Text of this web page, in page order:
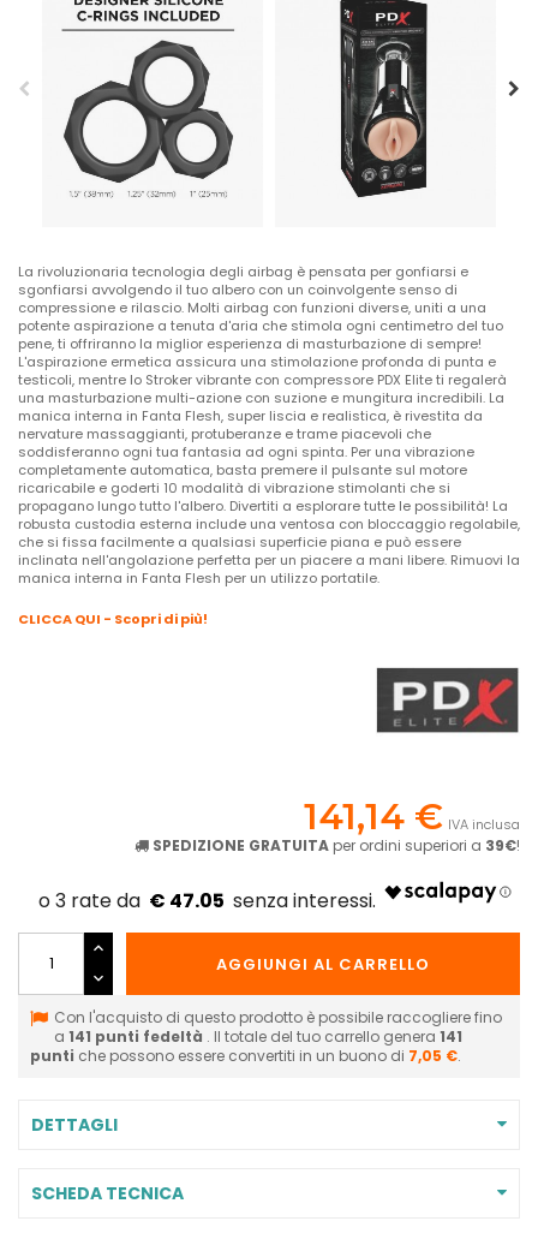
La rivoluzionaria tecnologia degli airbag è pensata per gonfiarsi e
sgonfiarsi avvolgendo il tuo albero con un coinvolgente senso di
compressione e rilascio. Molti airbag con funzioni diverse, uniti a una
potente aspirazione a tenuta d'aria che stimola ogni centimetro del tuo
pene, ti offriranno la miglior esperienza di masturbazione di sempre!
L'aspirazione ermetica assicura una stimolazione profonda di punta e
testicoli, mentre lo Stroker vibrante con compressore PDX Elite ti regalerà
una masturbazione multi-azione con suzione e mungitura incredibili. La
manica interna in Fanta Flesh, super liscia e realistica, è rivestita da
nervature massaggianti, protuberanze e trame piacevoli che
soddisferanno ogni tua fantasia ad ogni spinta. Per una vibrazione
completamente automatica, basta premere il pulsante sul motore
ricaricabile e goderti 10 modalità di vibrazione stimolanti che si
propagano lungo tutto l'albero. Divertiti a esplorare tutte le possibilità! La
robusta custodia esterna include una ventosa con bloccaggio regolabile,
che si fissa facilmente a qualsiasi superficie piana e può essere
inclinata nell'angolazione perfetta per un piacere a mani libere. Rimuovi la
manica interna in Fanta Flesh per un utilizzo portatile.
CLICCA QUI - Scopri di più!
141,14 € IVA inclusa
SPEDIZIONE GRATUITA per ordini superiori a 39€!
€ 47.05
AGGIUNGI AL CARRELLO
Con l'acquisto di questo prodotto è possibile raccogliere fino
a 141 punti fedeltà . Il totale del tuo carrello genera 141
punti che possono essere convertiti in un buono di 7,05 €.
DETTAGLI
SCHEDA TECNICA